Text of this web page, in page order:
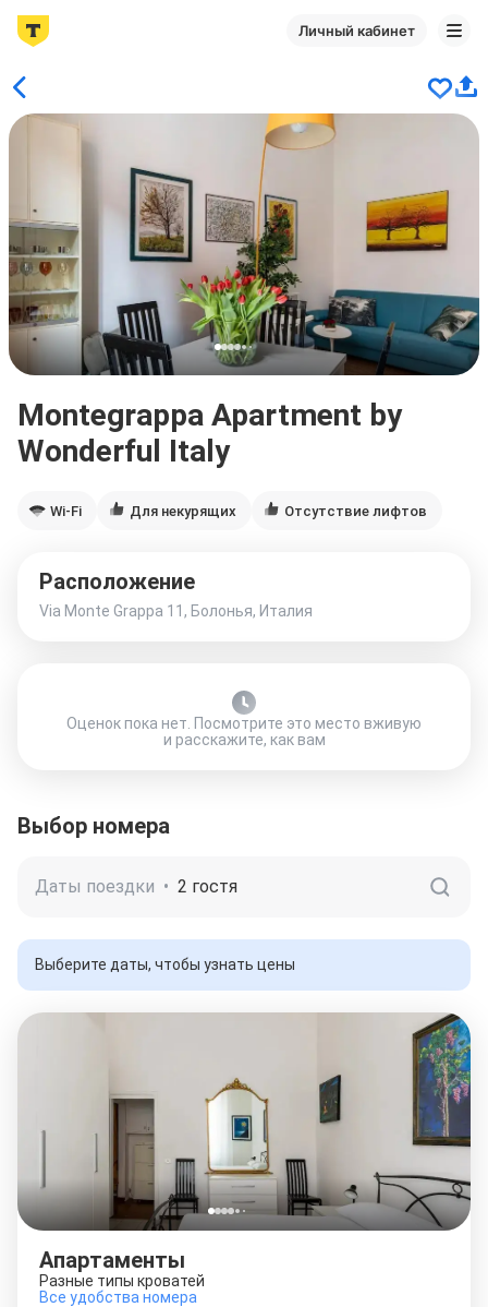
Личный кабинет
Montegrappa Apartment by
Wonderful Italy
Wi-Fi Для некурящих Отсутствие лифтов
Расположение
Via Monte Grappa 11, Болонья, Италия
Оценок пока нет. Посмотрите это место вживую
и расскажите, как вам
Выбор номера
Даты поездки • 2 гостя
Выберите даты, чтобы узнать цены
Апартаменты
Разные типы кроватей
Все удобства номера